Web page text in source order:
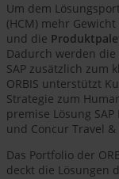
Um dem
(HCM) mehr
und die
Dadurch werden
SAP zusätzlich zum
ORBIS unterstützt
Strategie zum
premise Lösung
und Concur Travel
Das Portfolio der
deckt die Lösungen